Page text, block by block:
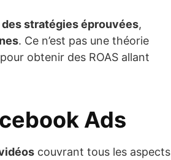
des stratégies éprouvées,
. Ce n’est pas une théorie
obtenir des ROAS allant
Ads
couvrant tous les aspects